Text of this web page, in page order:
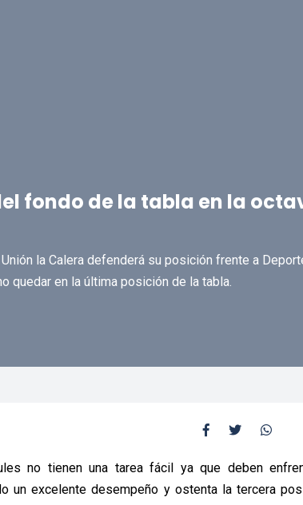
fondo de la tabla en la
la Calera defenderá su posición frente a
quedar en la última posición de la tabla.
no tienen una tarea fácil ya que deben
un excelente desempeño y ostenta la tercera